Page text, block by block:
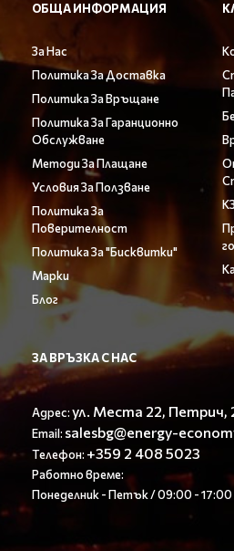
ОБЩА ИНФОРМАЦИЯ
За Нас
Политика За Доставка
Политика За Връщане
Политика За Гаранционно
Обслужване
Методи За Плащане
Условия За Ползване
Политика За
Поверителност
Политика За "Бисквитки"
Марки
Блог
ЗА ВРЪЗКА С НАС
Адрес:ул. Места 22, Петрич,
Email: salesbg@energy-
Телефон: +359 2 408 5023
Работно време:
Понеделник - Петък / 09:00 - 17:00